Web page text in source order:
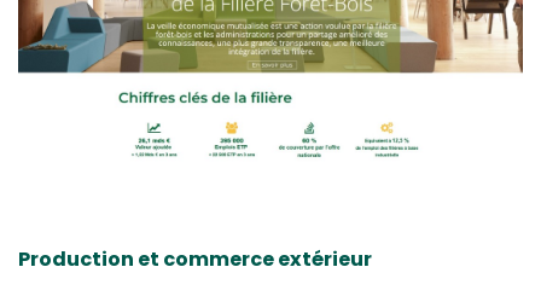
Production et commerce extérieur